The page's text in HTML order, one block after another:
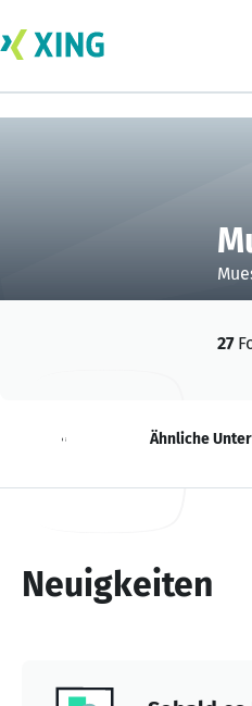
27
Neuigkeiten Ähnliche
Neuigkeiten